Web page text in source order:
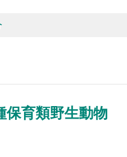
育類野生動物